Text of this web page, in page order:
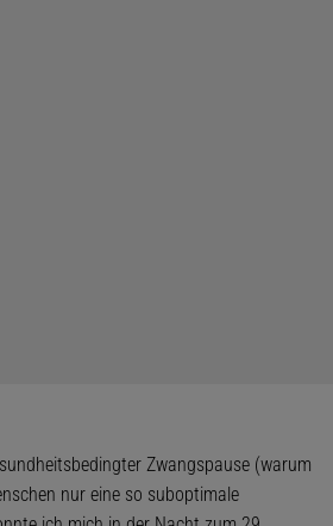
Zwangspause (warum
nur eine so suboptimale